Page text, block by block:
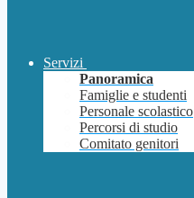
Servizi
Panoramica
Famiglie e studenti
Personale scolastico
Percorsi di studio
Comitato genitori